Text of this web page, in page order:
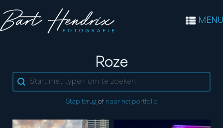
MENU
Kleur:
Roze
Search content
Stap terugof naar het portfolio